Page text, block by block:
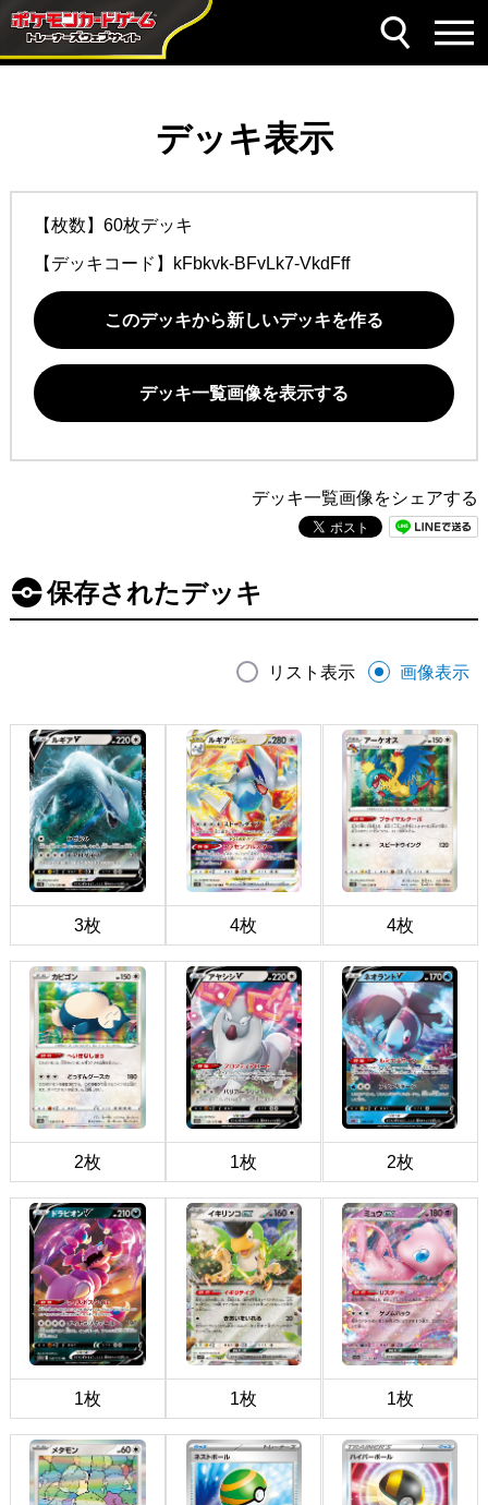
デッキ表示
【枚数】60枚デッキ
【デッキコード】 kFbkvk-BFvLk7-VkdFff
このデッキから新しいデッキを作る
デッキ一覧画像を表示する
デッキ一覧画像をシェアする
保存されたデッキ
リスト表示 画像表示
3枚 4枚 4枚
2枚 1枚 2枚
1枚 1枚 1枚